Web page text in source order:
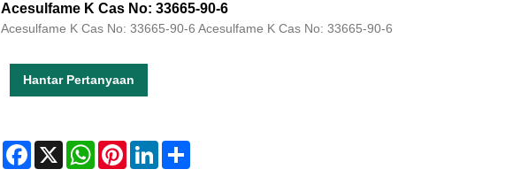
Acesulfame K Cas No: 33665-90-6
Acesulfame K Cas No: 33665-90-6 Acesulfame K Cas No: 33665-90-6
Hantar Pertanyaan
Facebook
X WhatsAppPinterestLinkedInShare